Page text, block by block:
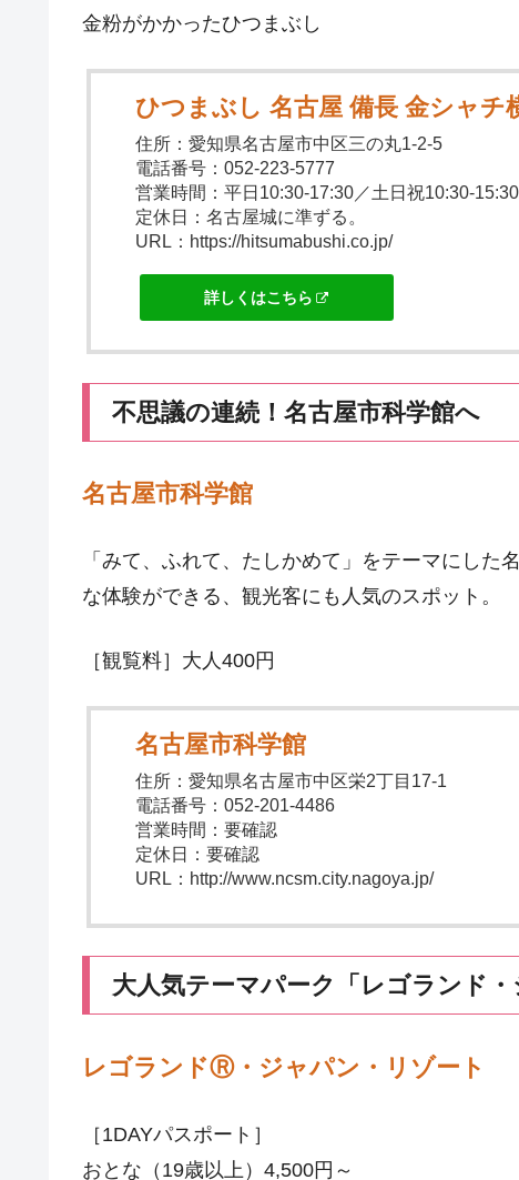
金粉がかかったひつまぶし
ひつまぶし 名古屋 備長 金シャチ
住所：愛知県名古屋市中区三の丸1-2-5
電話番号：052-223-5777
営業時間：平日10:30-17:30／土日祝10:30-
定休日：名古屋城に準ずる。
URL：https://hitsumabushi.co.jp/
詳しくはこちら
不思議の連続！名古屋市科学館へ
名古屋市科学館
「みて、ふれて、たしかめて」をテーマにした
な体験ができる、観光客にも人気のスポット。
［観覧料］大人400円
名古屋市科学館
住所：愛知県名古屋市中区栄2丁目17-1
電話番号：052-201-4486
営業時間：要確認
定休日：要確認
URL：http://www.ncsm.city.nagoya.jp/
大人気テーマパーク「レゴランド・
レゴランドⓇ・ジャパン・リゾート
［1DAYパスポート］
おとな（19歳以上）4,500円～